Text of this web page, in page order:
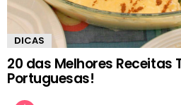
DICAS
20 das Melhores Receitas
Portuguesas!